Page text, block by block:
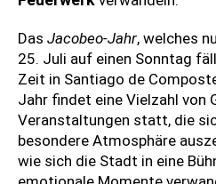
Das Jacobeo-Jahr, welches
25. Juli auf einen Sonntag
Zeit in Santiago de
Jahr findet eine Vielzahl von
Veranstaltungen statt, die
besondere Atmosphäre
wie sich die Stadt in eine